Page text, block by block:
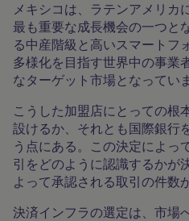
メキシコは、ラテンアメリカ
最も重要な成長機会の一つと
る中産階級と高いスマートフ
多様化を目指す世界中の事業
なターゲット市場となってい
こうした加盟店にとっての根
設けるか、それとも国際銀行
う点にある。この決定によっ
引をどのように認識するかが
よって承認される取引の件数
決済インフラの選定は、市場